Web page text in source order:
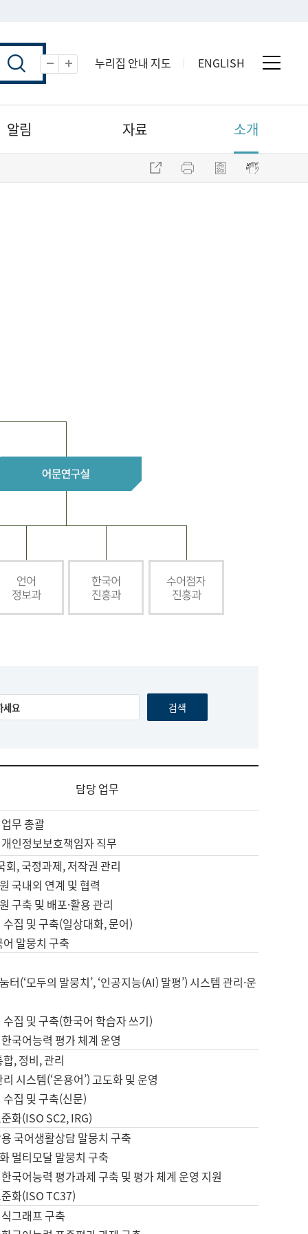
축소 누리집 안내 지도 ENGLISH
알림 자료 소개
주소 복사 프린트 점자파일 내려받기
담당 업무
무 총괄
인정보보호책임자 직무
회, 국정과제, 저작권 관리
국내외 연계 및 협력
구축 및 배포·활용 관리
집 및 구축(일상대화, 문어)
말뭉치 구축
터(‘모두의 말뭉치’, ‘인공지능(AI) 말평’) 시스템 관리·운
집 및 구축(한국어 학습자 쓰기)
국어능력 평가 체계 운영
, 정비, 관리
시스템(‘온용어’) 고도화 및 운영
집 및 구축(신문)
화(ISO SC2, IRG)
국어생활상담 말뭉치 구축
멀티모달 말뭉치 구축
국어능력 평가과제 구축 및 평가 체계 운영 지원
화(ISO TC37)
그래프 구축